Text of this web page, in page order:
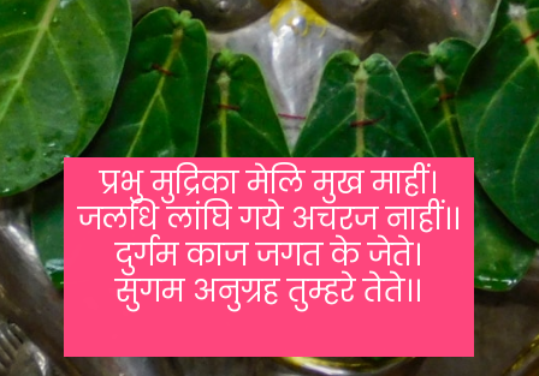
प्रभु मुद्रिका मेलि मुख माहीं।
जलधि लांघि गये अचरज नाहीं।।
दुर्गम काज जगत के जेते।
सुगम अनुग्रह तुम्हरे तेते।।